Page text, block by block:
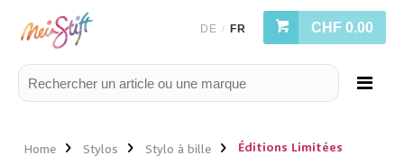
DE / FR CHF 0.00
Home Stylos Stylo à bille Éditions Limitées